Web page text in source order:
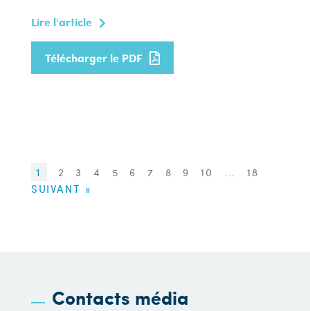
Lire l'article
Télécharger le PDF
1 2 3 4 5 6 7 8 9 10 ...
18
SUIVANT »
Contacts média